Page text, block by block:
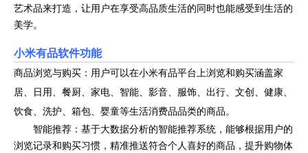
艺术品来打造，让用户在享受高品质生活的同时也能感受到生活的
美学。
小米有品软件功能
商品浏览与购买：用户可以在小米有品平台上浏览和购买涵盖家
居、日用、餐厨、家电、智能、影音、服饰、出行、文创、健康、
饮食、洗护、箱包、婴童等生活消费品品类的商品。
智能推荐：基于大数据分析的智能推荐系统，能够根据用户的
浏览记录和购买习惯，精准推送符合个人喜好的商品，提升购物体